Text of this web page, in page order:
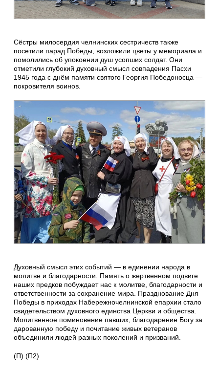
Сёстры милосердия челнинских сестричеств также
посетили парад Победы, возложили цветы у мемориала и
помолились об упокоении душ усопших солдат. Они
отметили глубокий духовный смысл совпадения Пасхи
1945 года с днём памяти святого Георгия Победоносца —
покровителя воинов.
Духовный смысл этих событий — в единении народа в
молитве и благодарности. Память о жертвенном подвиге
наших предков побуждает нас к молитве, благодарности и
ответственности за сохранение мира. Празднование Дня
Победы в приходах Набережночелнинской епархии стало
свидетельством духовного единства Церкви и общества.
Молитвенное поминовение павших, благодарение Богу за
дарованную победу и почитание живых ветеранов
объединили людей разных поколений и призваний.
(П) (П2)